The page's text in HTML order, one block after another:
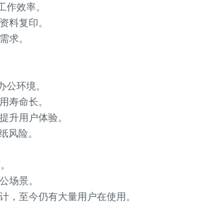
效率。
料复印。
求。
环境。
寿命长。
升用户体验。
风险。
场景。
，至今仍有大量用户在使用。